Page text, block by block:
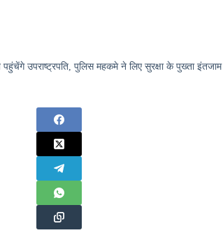
उपराष्ट्रपति, पुलिस महकमे ने लिए सुरक्षा के पुख्ता इंतजाम